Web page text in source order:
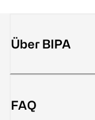
Über BIPA
FAQ